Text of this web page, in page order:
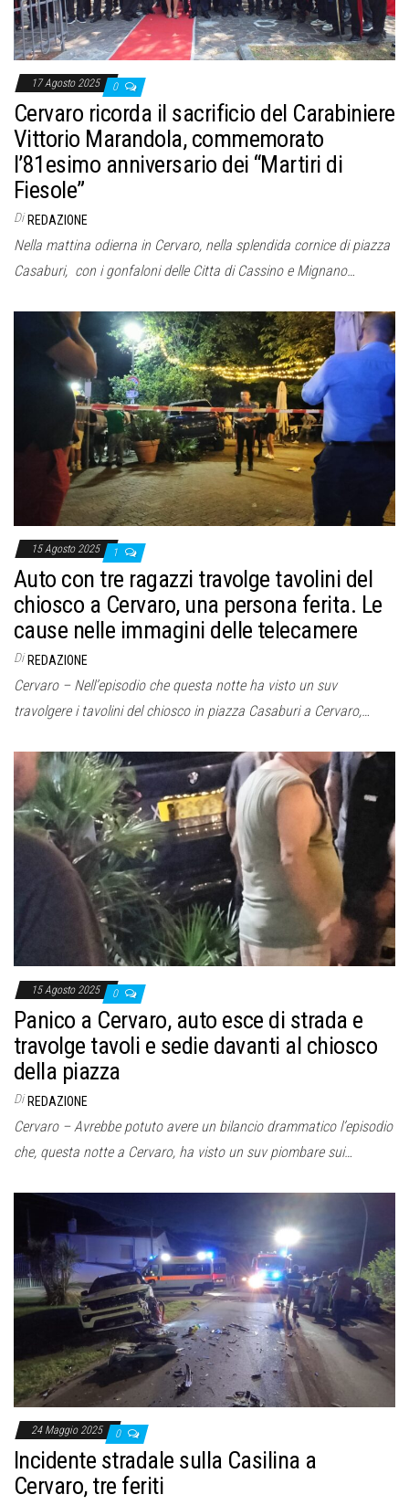
17 Agosto 2025 0
Cervaro ricorda il sacrificio del Carabiniere
Vittorio Marandola, commemorato
l’81esimo anniversario dei “Martiri di
Fiesole”
Di REDAZIONE
Nella mattina odierna in Cervaro, nella splendida cornice di piazza
Casaburi, con i gonfaloni delle Citta di Cassino e Mignano…
15 Agosto 2025 1
Auto con tre ragazzi travolge tavolini del
chiosco a Cervaro, una persona ferita. Le
cause nelle immagini delle telecamere
Di REDAZIONE
Cervaro – Nell’episodio che questa notte ha visto un suv
travolgere i tavolini del chiosco in piazza Casaburi a Cervaro,…
15 Agosto 2025 0
Panico a Cervaro, auto esce di strada e
travolge tavoli e sedie davanti al chiosco
della piazza
Di REDAZIONE
Cervaro – Avrebbe potuto avere un bilancio drammatico l’episodio
che, questa notte a Cervaro, ha visto un suv piombare sui…
24 Maggio 2025 0
Incidente stradale sulla Casilina a
Cervaro, tre feriti